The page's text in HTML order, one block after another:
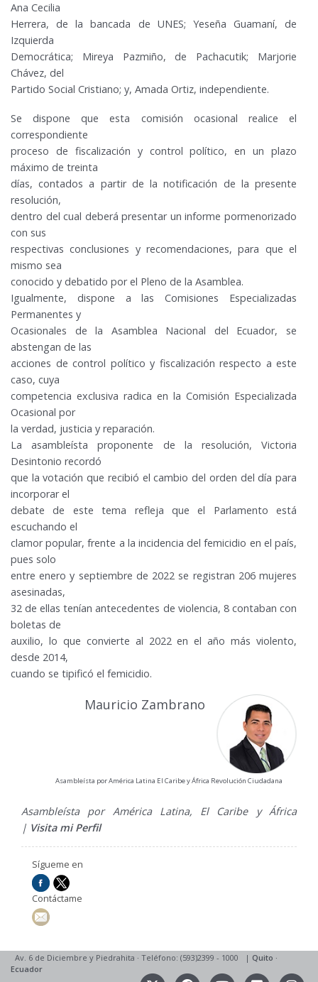
Ana Cecilia
Herrera, de la bancada de UNES; Yeseña Guamaní, de
Izquierda
Democrática; Mireya Pazmiño, de Pachacutik; Marjorie
Chávez, del
Partido Social Cristiano; y, Amada Ortiz, independiente.
Se dispone que esta comisión ocasional realice el
correspondiente
proceso de fiscalización y control político, en un plazo
máximo de treinta
días, contados a partir de la notificación de la presente
resolución,
dentro del cual deberá presentar un informe pormenorizado
con sus
respectivas conclusiones y recomendaciones, para que el
mismo sea
conocido y debatido por el Pleno de la Asamblea.
Igualmente, dispone a las Comisiones Especializadas
Permanentes y
Ocasionales de la Asamblea Nacional del Ecuador, se
abstengan de las
acciones de control político y fiscalización respecto a este
caso, cuya
competencia exclusiva radica en la Comisión Especializada
Ocasional por
la verdad, justicia y reparación.
La asambleísta proponente de la resolución, Victoria
Desintonio recordó
que la votación que recibió el cambio del orden del día para
incorporar el
debate de este tema refleja que el Parlamento está
escuchando el
clamor popular, frente a la incidencia del femicidio en el país,
pues solo
entre enero y septiembre de 2022 se registran 206 mujeres
asesinadas,
32 de ellas tenían antecedentes de violencia, 8 contaban con
boletas de
auxilio, lo que convierte al 2022 en el año más violento,
desde 2014,
cuando se tipificó el femicidio.
Mauricio Zambrano
Asambleísta por América Latina El Caribe y África Revolución Ciudadana
Asambleísta por América Latina, El Caribe y África
| Visita mi Perfil
Sígueme en
Contáctame
Av. 6 de Diciembre y Piedrahita · Teléfono: (593)2399 - 1000 | Quito ·
Ecuador